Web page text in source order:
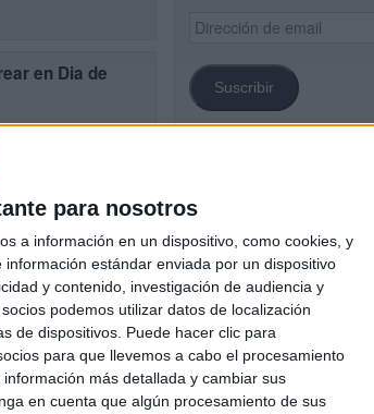
para nosotros
a información en un dispositivo, como cookies, y
estándar enviada por un dispositivo
y contenido, investigación de audiencia y
podemos utilizar datos de localización
de dispositivos. Puede hacer clic para
para que llevemos a cabo el procesamiento
más detallada y cambiar sus
en cuenta que algún procesamiento de sus
en Dia de
educativos.
que se acerca el
y […]
Dirección
de
Suscribir
SIGUE NUESTROS